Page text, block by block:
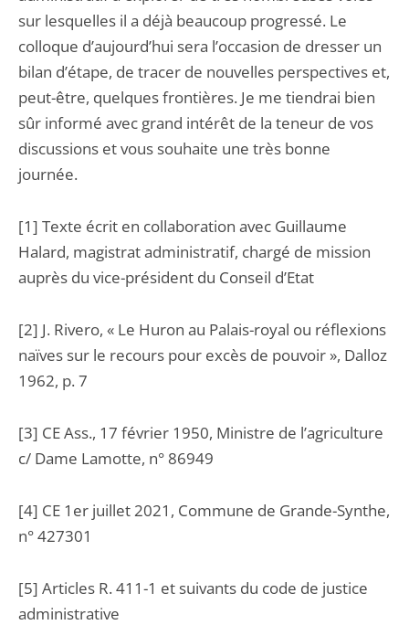
sur lesquelles il a déjà beaucoup progressé. Le
colloque d’aujourd’hui sera l’occasion de dresser un
bilan d’étape, de tracer de nouvelles perspectives et,
peut-être, quelques frontières. Je me tiendrai bien
sûr informé avec grand intérêt de la teneur de vos
discussions et vous souhaite une très bonne
journée.
[1] Texte écrit en collaboration avec Guillaume
Halard, magistrat administratif, chargé de mission
auprès du vice-président du Conseil d’Etat
[2] J. Rivero, « Le Huron au Palais-royal ou réflexions
naïves sur le recours pour excès de pouvoir », Dalloz
1962, p. 7
[3] CE Ass., 17 février 1950, Ministre de l’agriculture
c/ Dame Lamotte, n° 86949
[4] CE 1er juillet 2021, Commune de Grande-Synthe,
n° 427301
[5] Articles R. 411-1 et suivants du code de justice
administrative